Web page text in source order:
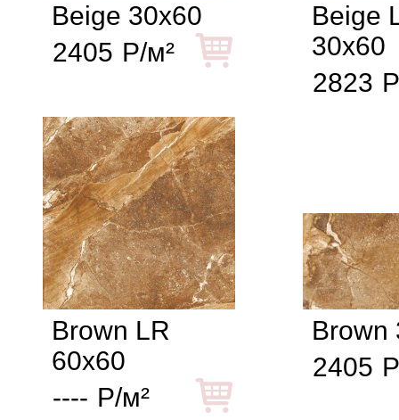
Beige 30x60
2405 Р/м²
Beige
30x60
2823
Brown LR
60x60
---- Р/м²
Brown
2405